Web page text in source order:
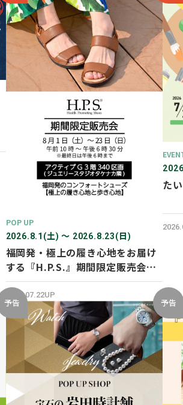
POP UP
2026.8.1(土) 〜 2026.8.23(日)
福岡発・極上の履き心地をお届け
する『H.P.S.』期間限定販売会を
開催✨
2026.07.22UP
た
予告 予告